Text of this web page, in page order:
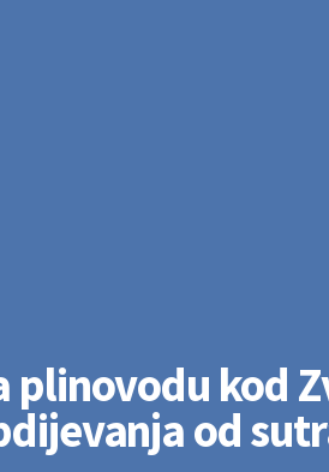
plinovodu kod
od